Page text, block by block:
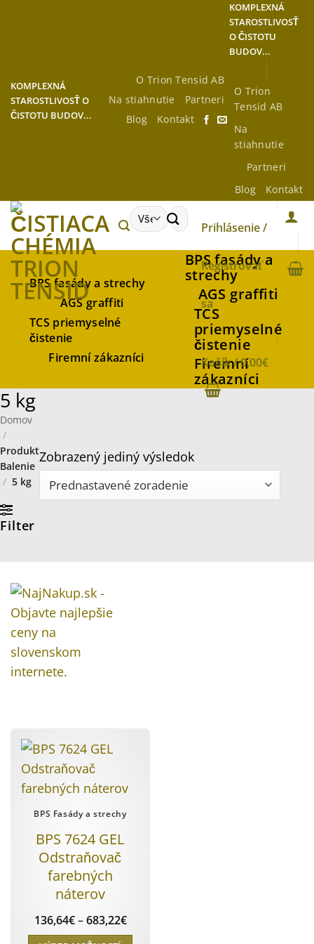
KOMPLEXNÁ
STAROSTLIVOSŤ O
ČISTOTU BUDOV...
O Trion Tensid AB
Na stiahnutie
Partneri
Blog
Kontakt
KOMPLEXNÁ
STAROSTLIVOSŤ
O ČISTOTU
BUDOV...
O Trion
Tensid AB
Na
stiahnutie
Partneri
Blog
Kontakt
Hľadať:
Prihlásenie /
Registrovať
sa
Košík /0,00€
BPS fasády a strechy
AGS graffiti
TCS priemyselné
čistenie
Firemní zákazníci
BPS fasády a
strechy
AGS graffiti
TCS
priemyselné
čistenie
Firemní
zákazníci
5 kg
Domov
/
Produkt
Balenie
/ 5 kg
Filter
Zobrazený jediný výsledok
BPS Fasády a strechy
BPS 7624 GEL
Odstraňovač
farebných
náterov
136,64€ – 683,22€Price